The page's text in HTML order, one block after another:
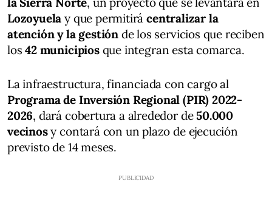
Lozoyuela y que permitirácentralizar la
atención y la gestión de los servicios que reciben
los42 municipiosque integran esta comarca.
La infraestructura, financiada con cargo al
Programa de Inversión Regional (PIR) 2022-
2026, dará cobertura a alrededor de50.000
vecinosy contará con un plazo de ejecución
previsto de 14 meses.